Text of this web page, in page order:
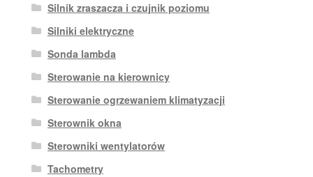
Silnik zraszacza i czujnik poziomu
Silniki elektryczne
Sonda lambda
Sterowanie na kierownicy
Sterowanie ogrzewaniem klimatyzacji
Sterownik okna
Sterowniki wentylatorów
Tachometry